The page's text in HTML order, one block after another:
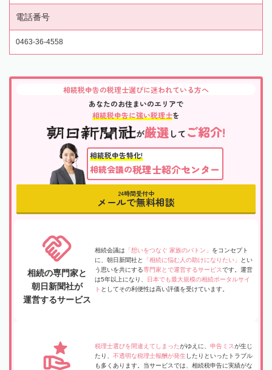
電話番号
0463-36-4558
相続税申告の税理士選びに迷われている方へ
あなたのお住まいのエリアで
相続税申告に強い税理士を
が厳選して ご紹介!
相続税申告特化!
相続会議の税理士紹介センター
24時間受付中
メールで無料相談
相続の専門家と
朝日新聞社が
運営するサービス
相続会議は 「想いをつなぐ 家族のバトン」 をコンセプト
に、朝日新聞社と
「相続に悩む人の助けになりたい」
とい
う思いを共にする専門家とで運営するサービスです。運営
は5年以上になり、
日本でも最大規模の相続ポータルサイ
ト としてその利便性は高い評価を受けています。
税理士選びを間違えてしまったがゆえに、 申告ミスが生じ
たり、 不透明な税理士報酬が発生 したりといったトラブル
も多くあります。当サービスでは、相続税申告に実績がな